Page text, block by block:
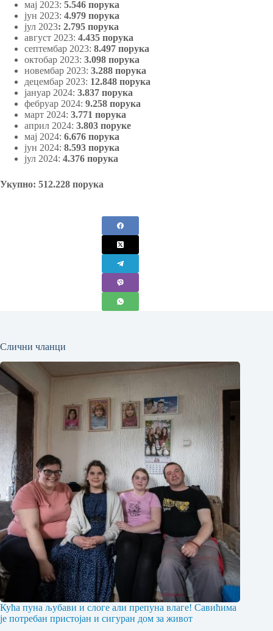
мај 2023: 5.546 порука
јун 2023: 4.979 порука
јул 2023: 2.795 порука
август 2023: 4.435 порука
септембар 2023: 8.497 порука
октобар 2023: 3.098 порука
новембар 2023: 3.288 порука
децембар 2023: 12.848 порука
јануар 2024: 3.837 порука
фебруар 2024: 9.258 порука
март 2024: 3.771 порука
април 2024: 3.803 поруке
мај 2024: 6.676 порука
јун 2024: 8.593 порука
јул 2024: 4.376 порука
Укупно: 512.228 порука
Слични чланци
Кућа пуна љубави и слоге али препуна влаге! Савићима
је потребан пристојан и сигуран дом за живот